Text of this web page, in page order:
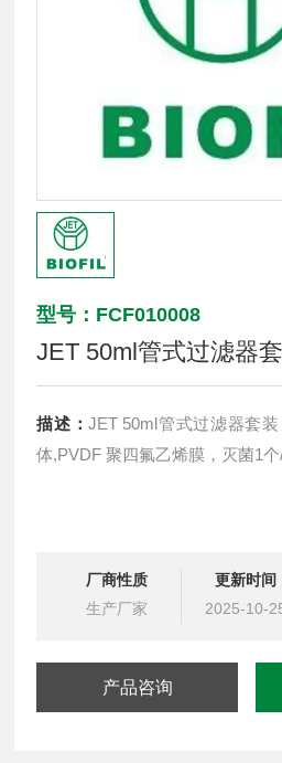
型号：FCF010008
JET 50ml管式过滤器
描述：JET 50ml管式过滤器套装 150ml上杯,50ml离心管
体,PVDF 聚四氟乙烯膜，灭菌1
厂商性质
生产厂家
更新时间
2025-10-
产品咨询